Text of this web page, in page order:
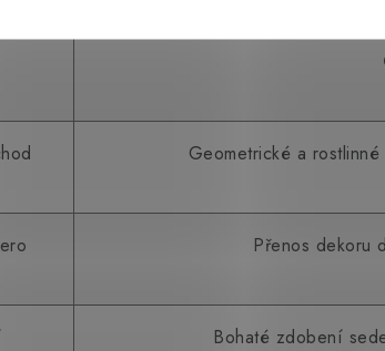
Geometrické a
Přenos dekoru
Bohaté zdobení